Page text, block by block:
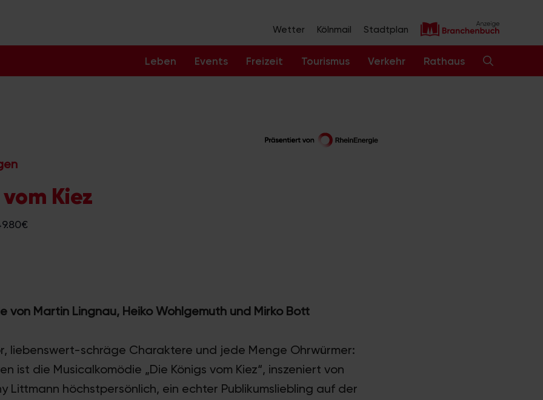
Wetter Kölnmail Stadtplan
Leben Events Freizeit Tourismus Verkehr Rathaus
Kiez
von Martin Lingnau, Heiko Wohlgemuth und Mirko Bott
liebenswert-schräge Charaktere und jede Menge Ohrwürmer:
ist die Musicalkomödie „Die Königs vom Kiez“, inszeniert von
Littmann höchstpersönlich, ein echter Publikumsliebling auf der